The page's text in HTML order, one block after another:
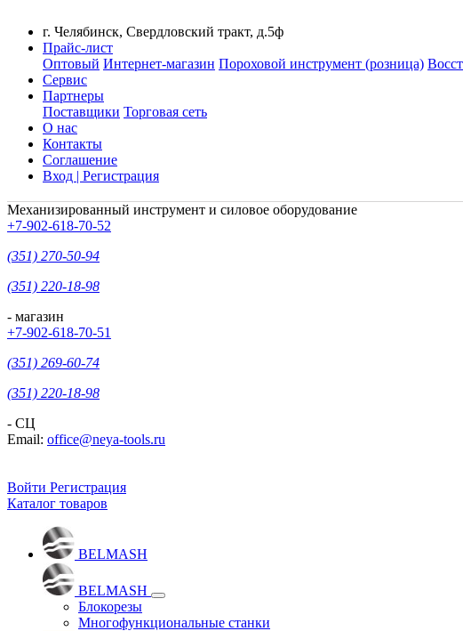
г. Челябинск, Свердловский тракт, д.5ф
Прайс-лист
Оптовый Интернет-магазин Пороховой инструмент (розница)
Сервис
Партнеры
Поставщики Торговая сеть
О нас
Контакты
Соглашение
Вход | Регистрация
Механизированный инструмент и силовое оборудование
+7-902-618-70-52
(351) 270-50-94
(351) 220-18-98
- магазин
+7-902-618-70-51
(351) 269-60-74
(351) 220-18-98
- СЦ
Email: office@neya-tools.ru
Войти Регистрация
Каталог товаров
BELMASH
BELMASH
Блокорезы
Многофункциональные станки